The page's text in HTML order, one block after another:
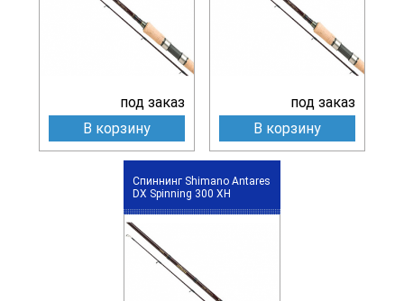
под заказ
В корзину
под заказ
В корзину
Спиннинг Shimano Antares
DX Spinning 300 XH